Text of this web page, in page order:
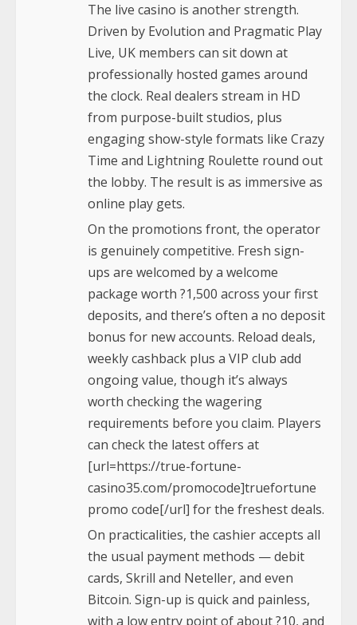
The live casino is another strength.
Driven by Evolution and Pragmatic Play
Live, UK members can sit down at
professionally hosted games around
the clock. Real dealers stream in HD
from purpose-built studios, plus
engaging show-style formats like Crazy
Time and Lightning Roulette round out
the lobby. The result is as immersive as
online play gets.
On the promotions front, the operator
is genuinely competitive. Fresh sign-
ups are welcomed by a welcome
package worth ?1,500 across your first
deposits, and there’s often a no deposit
bonus for new accounts. Reload deals,
weekly cashback plus a VIP club add
ongoing value, though it’s always
worth checking the wagering
requirements before you claim. Players
can check the latest offers at
[url=https://true-fortune-
casino35.com/promocode]truefortune
promo code[/url] for the freshest deals.
On practicalities, the cashier accepts all
the usual payment methods — debit
cards, Skrill and Neteller, and even
Bitcoin. Sign-up is quick and painless,
with a low entry point of about ?10, and